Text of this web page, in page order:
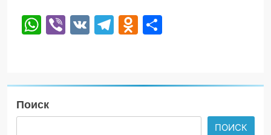
WhatsApp
Viber
VK TelegramOdnoklassniki
Поиск
ПОИСК